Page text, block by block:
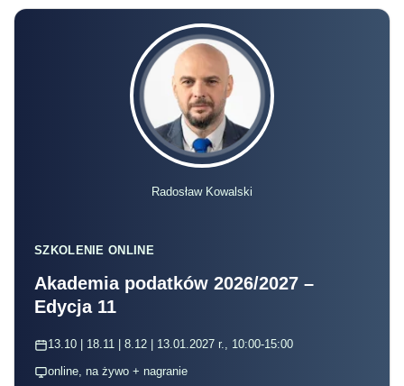
Radosław Kowalski
SZKOLENIE ONLINE
Akademia podatków 2026/2027 –
Edycja 11
13.10 | 18.11 | 8.12 | 13.01.2027 r., 10:00-15:00
online, na żywo + nagranie